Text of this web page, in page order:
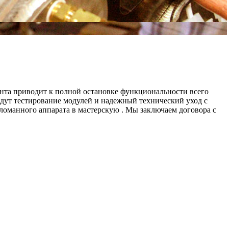
приводит к полной остановке функциональности всего
тестирование модулей и надежный технический уход с
аппарата в мастерскую . Мы заключаем договора с